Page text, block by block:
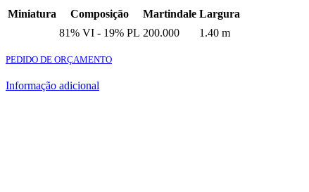
Miniatura Composição Martindale Largura
81% VI - 19% PL 200.000 1.40 m
PEDIDO DE ORÇAMENTO
Informação adicional